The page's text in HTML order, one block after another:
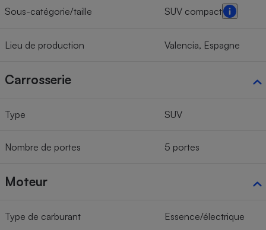
Sous-catégorie/taille SUV compact
Lieu de production Valencia, Espagne
Carrosserie
Type SUV
Nombre de portes 5 portes
Moteur
Type de carburant Essence/électrique